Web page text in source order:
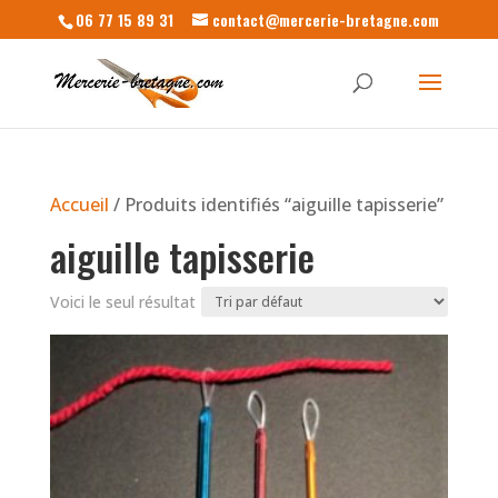
06 77 15 89 31 contact@mercerie-bretagne.com
Accueil / Produits identifiés “aiguille tapisserie”
aiguille tapisserie
Voici le seul résultat